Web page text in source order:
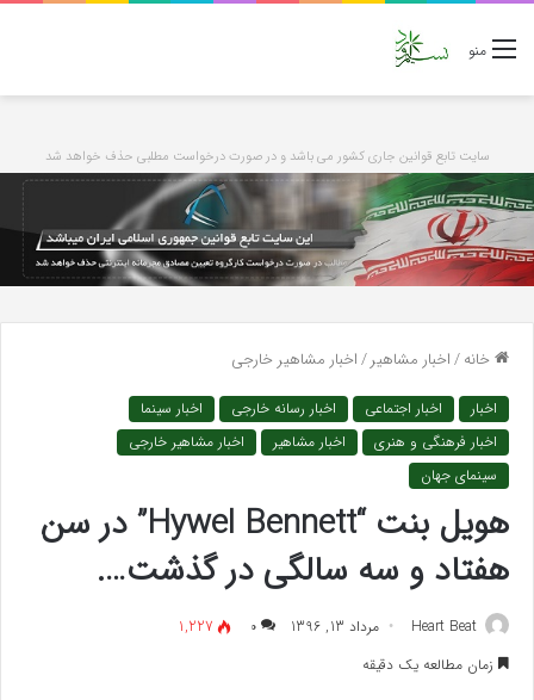
منو
سایت تابع قوانین جاری کشور می باشد و در صورت درخواست مطلبی حذف خواهد شد
خانه/اخبار مشاهیر/اخبار مشاهیر خارجی
اخبار اخبار اجتماعی اخبار رسانه خارجی
اخبار سینما
اخبار فرهنگی و هنری
اخبار مشاهیر
اخبار مشاهیر خارجی
سینمای جهان
هویل بنت “Hywel Bennett” در سن
هفتاد و سه سالگی در گذشت….
Heart Beat مرداد 13, 1396 ۰
1,227
زمان مطالعه یک دقیقه